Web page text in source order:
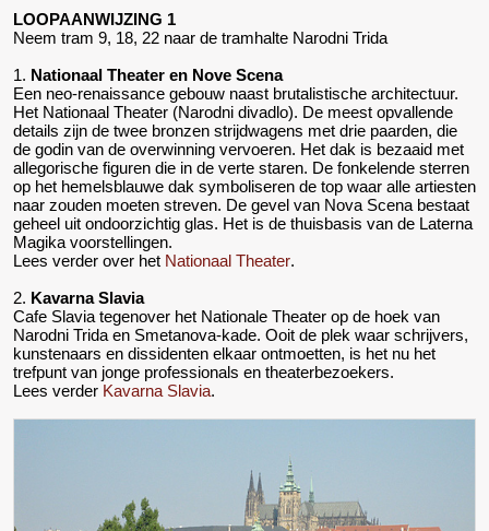
LOOPAANWIJZING 1
Neem tram 9, 18, 22 naar de tramhalte Narodni Trida
1. Nationaal Theater en Nove Scena
Een neo-renaissance gebouw naast brutalistische architectuur.
Het Nationaal Theater (Narodni divadlo). De meest opvallende
details zijn de twee bronzen strijdwagens met drie paarden, die
de godin van de overwinning vervoeren. Het dak is bezaaid met
allegorische figuren die in de verte staren. De fonkelende sterren
op het hemelsblauwe dak symboliseren de top waar alle artiesten
naar zouden moeten streven. De gevel van Nova Scena bestaat
geheel uit ondoorzichtig glas. Het is de thuisbasis van de Laterna
Magika voorstellingen.
Lees verder over het Nationaal Theater.
2. Kavarna Slavia
Cafe Slavia tegenover het Nationale Theater op de hoek van
Narodni Trida en Smetanova-kade. Ooit de plek waar schrijvers,
kunstenaars en dissidenten elkaar ontmoetten, is het nu het
trefpunt van jonge professionals en theaterbezoekers.
Lees verder Kavarna Slavia.